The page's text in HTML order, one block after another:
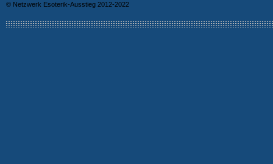
© Netzwerk Esoterik-Ausstieg 2012-2022